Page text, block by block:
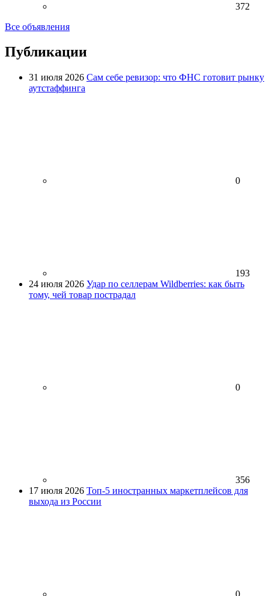
372
Все объявления
Публикации
31 июля 2026 Сам себе ревизор: что ФНС готовит рынку
аутстаффинга
0
193
24 июля 2026 Удар по селлерам Wildberries: как быть
тому, чей товар пострадал
0
356
17 июля 2026 Топ-5 иностранных маркетплейсов для
выхода из России